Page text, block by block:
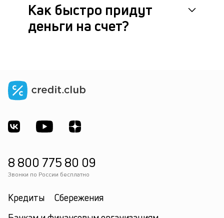
Как быстро придут
деньги на счет?
8 800 775 80 09
Звонки по России бесплатно
Кредиты
Сбережения